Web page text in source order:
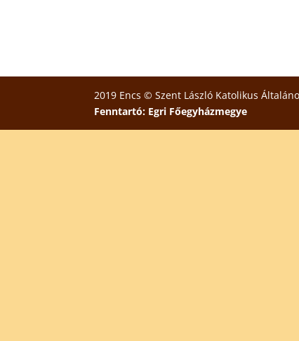
2019 Encs © Szent László Katolikus
Fenntartó: Egri Főegyházmegye